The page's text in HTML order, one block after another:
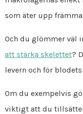
som äter upp
Och du glömmer väl
att stärka skelettet?
levern och för
Om du exempelvis
viktigt att du